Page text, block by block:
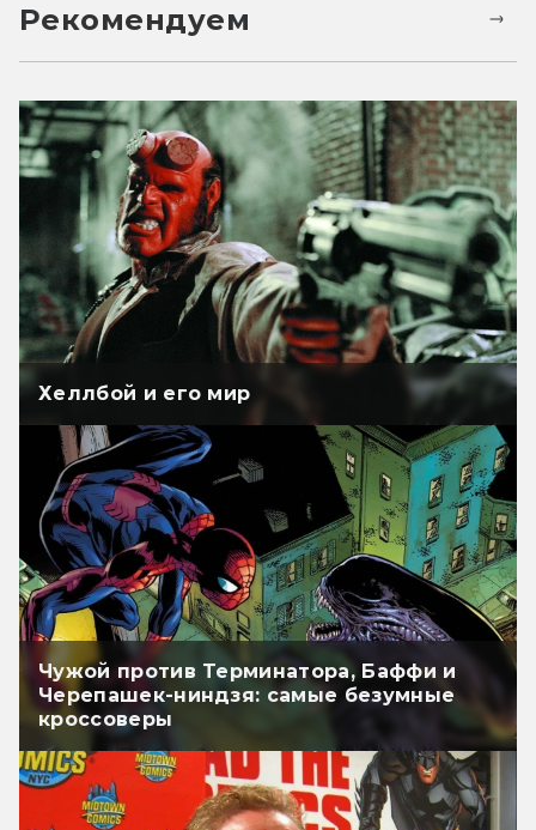
Рекомендуем
Хеллбой и его мир
Чужой против Терминатора, Баффи и
Черепашек-ниндзя: самые безумные
кроссоверы